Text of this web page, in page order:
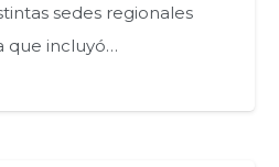
sedes regionales
que incluyó…